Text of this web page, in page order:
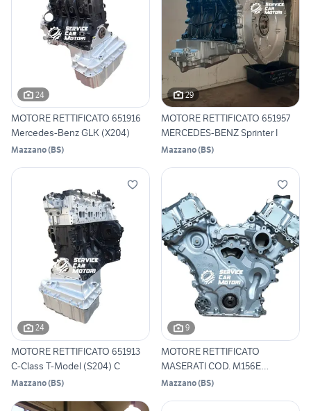
24
MOTORE RETTIFICATO 651916
Mercedes-Benz GLK (X204)
Mazzano(BS)
29
MOTORE RETTIFICATO 651957
MERCEDES-BENZ Sprinter I
Mazzano(BS)
24
MOTORE RETTIFICATO 651913
C-Class T-Model (S204) C
Mazzano(BS)
9
MOTORE RETTIFICATO
MASERATI COD. M156E
QUATTROPORT
Mazzano(BS)